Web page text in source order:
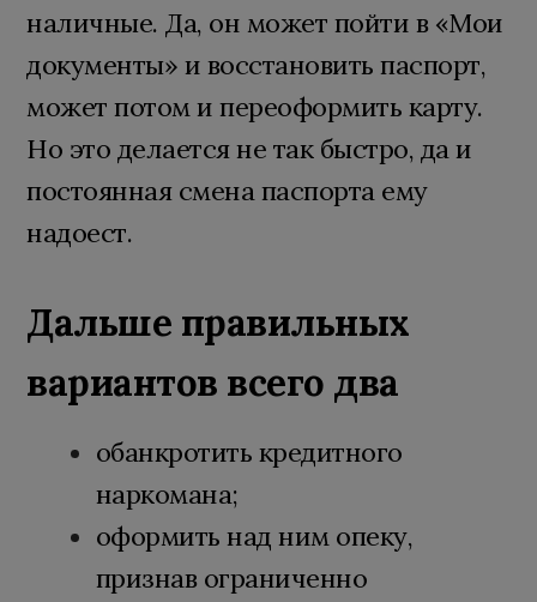
наличные. Да, он может пойти в «Мои
документы» и восстановить паспорт,
может потом и переоформить карту.
Но это делается не так быстро, да и
постоянная смена паспорта ему
надоест.
Дальше правильных
вариантов всего два
обанкротить кредитного
наркомана;
оформить над ним опеку,
признав ограниченно